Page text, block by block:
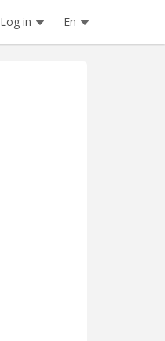
Log in En